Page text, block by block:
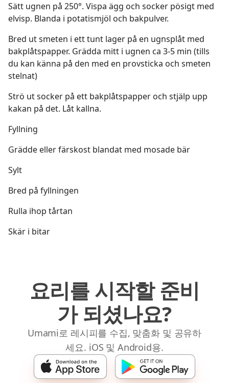
Sätt ugnen på 250°. Vispa ägg och socker pösigt med
elvisp. Blanda i potatismjöl och bakpulver.
Bred ut smeten i ett tunt lager på en ugnsplåt med
bakplåtspapper. Grädda mitt i ugnen ca 3-5 min (tills
du kan känna på den med en provsticka och smeten
stelnat)
Strö ut socker på ett bakplåtspapper och stjälp upp
kakan på det. Låt kallna.
Fyllning
Grädde eller färskost blandat med mosade bär
Sylt
Bred på fyllningen
Rulla ihop tårtan
Skär i bitar
요리를 시작할 준비
가 되셨나요?
Umami로 레시피를 수집, 맞춤화 및 공유하
세요. iOS 및 Android용.